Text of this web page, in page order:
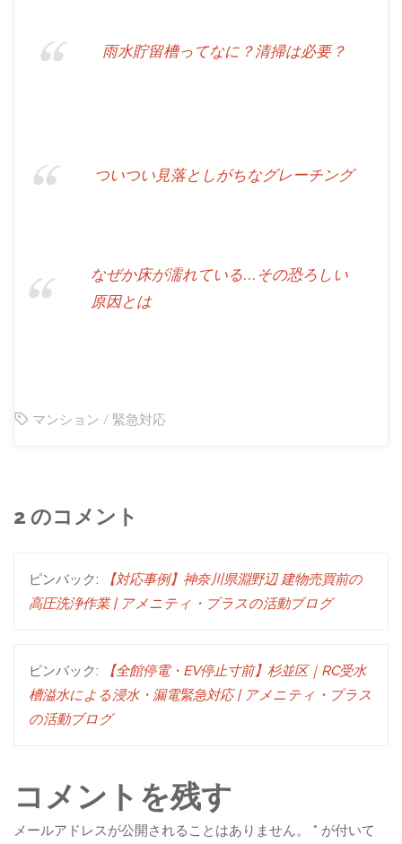
雨水貯留槽ってなに？清掃は必要？
ついつい見落としがちなグレーチング
なぜか床が濡れている…その恐ろしい
原因とは
マンション / 緊急対応
2 のコメント
ピンバック:
【対応事例】神奈川県淵野辺 建物売買前の
高圧洗浄作業 | アメニティ・プラスの活動ブログ
ピンバック:
【全館停電・EV停止寸前】杉並区｜RC受水
槽溢水による浸水・漏電緊急対応 | アメニティ・プラス
の活動ブログ
コメントを残す
メールアドレスが公開されることはありません。 * が付いて